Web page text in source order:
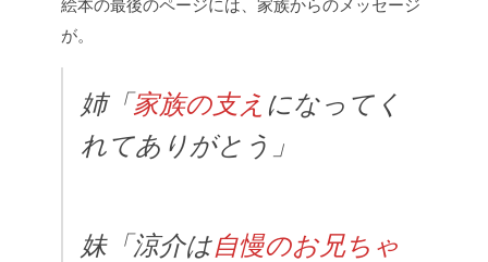
絵本の最後のページには、家族からのメッセージ
が。
姉「 家族の支え になってく
れてありがとう」
妹「涼介は自慢のお兄ちゃ